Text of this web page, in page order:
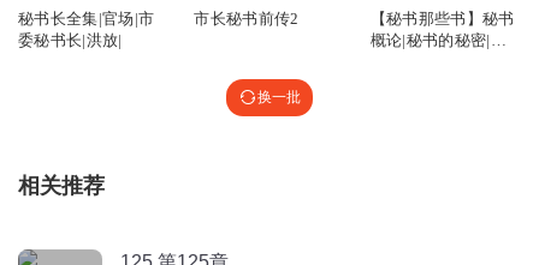
秘书长全集|官场|市
委秘书长|洪放|
市长秘书前传2
【秘书那些书】秘书
概论|秘书的秘密|秘
换一批
相关推荐